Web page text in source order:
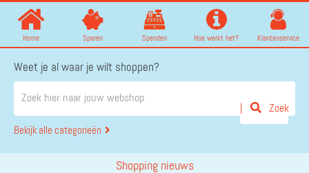
Home Sparen Spenden Hoe werkt het? Klantenservice
Weet je al waar je wilt shoppen?
Bekijk alle categorieën
Zoek
Shopping nieuws